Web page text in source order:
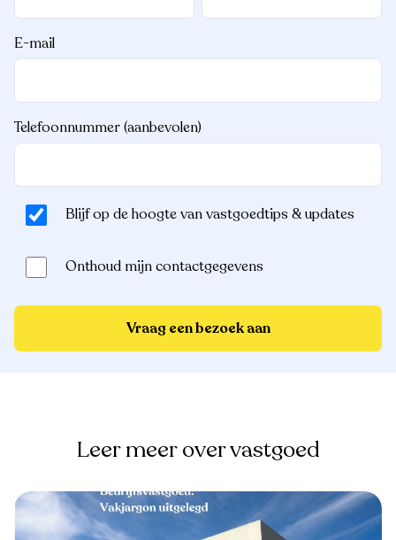
E-mail
Telefoonnummer (aanbevolen)
Blijf op de hoogte van vastgoedtips & updates
Onthoud mijn contactgegevens
Vraag een bezoek aan
Leer meer over vastgoed